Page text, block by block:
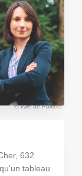
© Ville de Poitiers
632
tableau